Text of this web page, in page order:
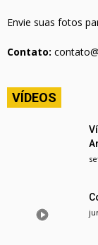
Envie suas fotos
Contato:
VÍDEOS